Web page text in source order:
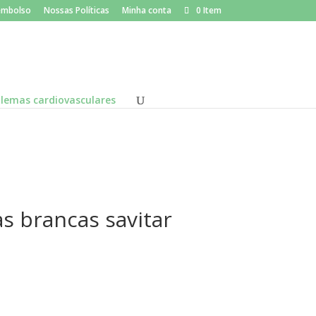
Nossas Políticas Minha conta 0 Item
cardiovasculares
brancas savitar